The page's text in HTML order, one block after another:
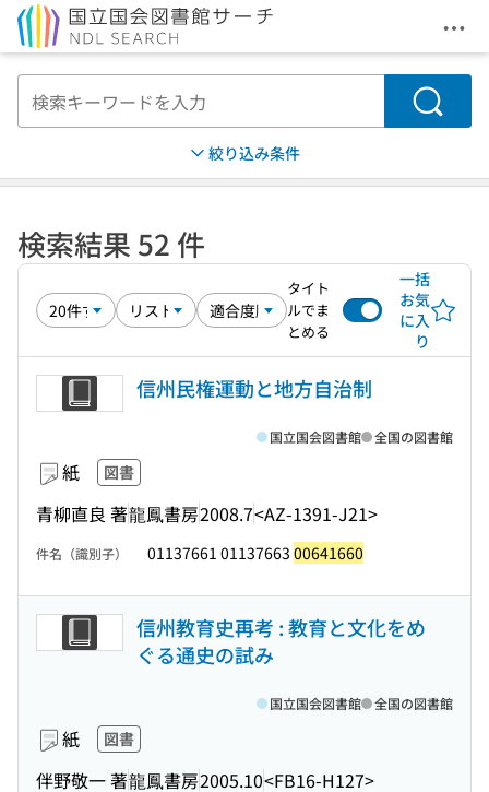
メ
検索
絞り込み条件
検索結果 52 件
タイト
ルでま
とめる
一括
お気
に入
り
信州民権運動と地方自治制
紙 図書
青柳直良 著龍鳳書房2008.7<AZ-1391-J21>
国立国会図書館 全国の図書館
件名（識別子） 01137661 01137663 00641660
信州教育史再考 : 教育と文化をめ
ぐる通史の試み
紙 図書
伴野敬一 著龍鳳書房2005.10<FB16-H127>
国立国会図書館 全国の図書館